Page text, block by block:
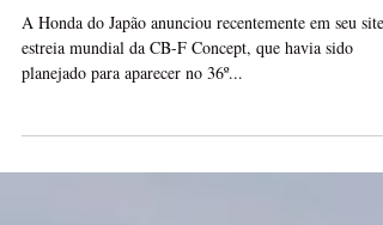
DirtAction
22 de mai. de 2020
1 min de leitura
Honda CB-F Concept
A Honda do Japão anunciou recentemente em seu site,